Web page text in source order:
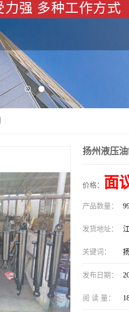
扬州液压
价格： 面
产品数量：
发货地址：
关键词：
发布日期：
阅 读 量：